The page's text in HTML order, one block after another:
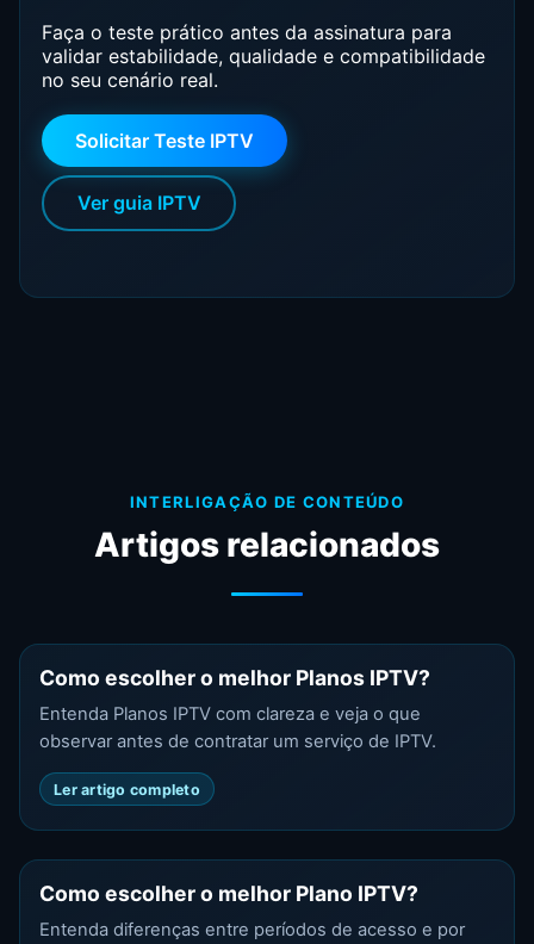
Faça o teste prático antes da assinatura para
validar estabilidade, qualidade e compatibilidade
no seu cenário real.
Solicitar Teste IPTV
Ver guia IPTV
INTERLIGAÇÃO DE CONTEÚDO
Artigos relacionados
Como escolher o melhor Planos IPTV?
Entenda Planos IPTV com clareza e veja o que
observar antes de contratar um serviço de IPTV.
Ler artigo completo
Como escolher o melhor Plano IPTV?
Entenda diferenças entre períodos de acesso e por